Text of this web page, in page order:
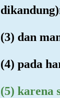
(3) dan
(4) pada
(5) karena